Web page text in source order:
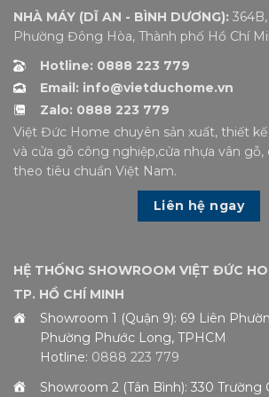
NHÀ MÁY (DĨ AN - BÌNH DƯƠNG):
Phường Đông Hòa, Thành phố Hồ Chí
Hotline: 0888 223 779
Email: info@vietduchome.vn
Zalo: 0888 223 779
Việt Đức Home chuyên sản xuất, thiết
và cửa gỗ công nghiệp,cửa nhựa vân
theo tiêu chuẩn Việt Nam.
Liên hệ ngay
HỆ THỐNG SHOWROOM VIỆT ĐỨC
TP. HỒ CHÍ MINH
Showroom 1 (Quận 9): 69 Liên
Phường Phước Long, TPHCM
Hotline: 0888 223 779
Showroom 2 (Tân Bình): 330 Trường